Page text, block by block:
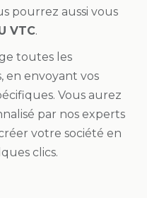
pourrez aussi vous
VTC.
toutes les
en envoyant vos
Vous aurez
par nos experts
votre société en
clics.